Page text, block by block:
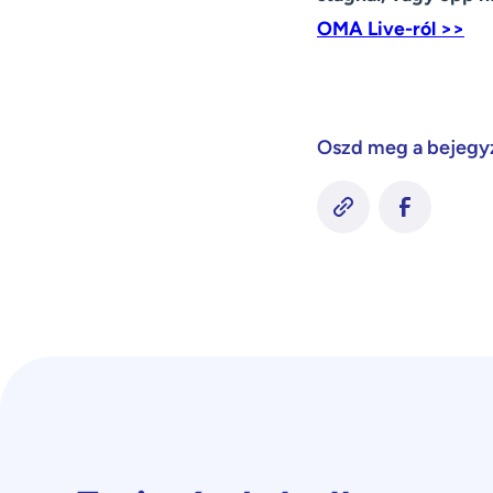
OMA Live-ról >>
Oszd meg a